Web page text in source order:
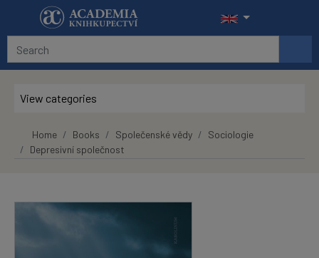
Skip to main content
View categories
Home Books Společenské vědy
Sociologie
Depresivní společnost